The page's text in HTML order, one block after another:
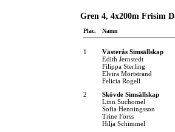
Gren 4, 4x200m Frisim
Plac. Namn
1 Västerås Simsällskap
Edith Jernstedt
Filippa Sterling
Elvira Mörtstrand
Felicia Rogell
2
Skövde Simsällskap
Linn Suchomel
Sofia Henningsson
Trine Forss
Hilja Schimmel